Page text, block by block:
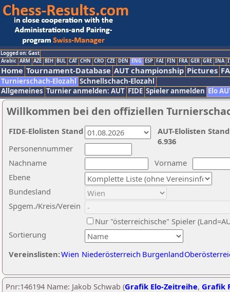
Logged on: Gast
Arabic ARM AZE BIH BUL CAT CHN CRO CZE DEN ENG ESP FAI FIN FRA GER GRE INA
Home Tournament-Database AUT championship Pictures
Turnierschach-Elozahl Schnellschach-Elozahl
Allgemeines Turnier anmelden: AUT FIDE Spieler anmelden Elo
Willkommen bei den offiziellen
Nachname
Vorname
Ebene
Sortierung
Personennummer
Bundesland
Spgem./Kreis/Verein
Nur "österreichische" Spieler
Vereinslisten:Wien Niederösterreich Burgenland
AUT-Elolisten
6.936
FIDE-Elolisten Stand
Pnr:146194 Name: Jakob Schwab (Grafik Elo-Zeitreihe, Grafik